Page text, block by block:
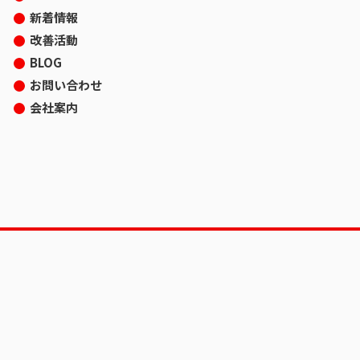
新着情報
改善活動
BLOG
お問い合わせ
会社案内